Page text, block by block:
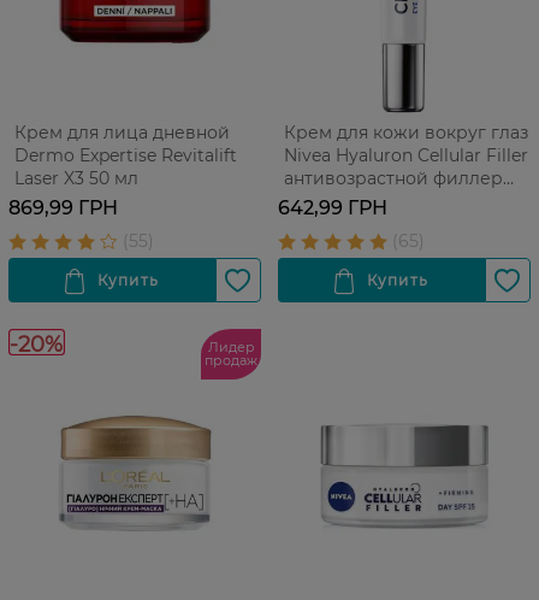
Крем для лица дневной
Dermo Expertise Revitalift
Laser X3 50 мл
869,99 ГРН
Крем для кожи вокруг глаз
Nivea Hyaluron Cellular Filler
антивозрастной филлер
против морщин 15 мл
642,99 ГРН
-20% Лидер
продаж